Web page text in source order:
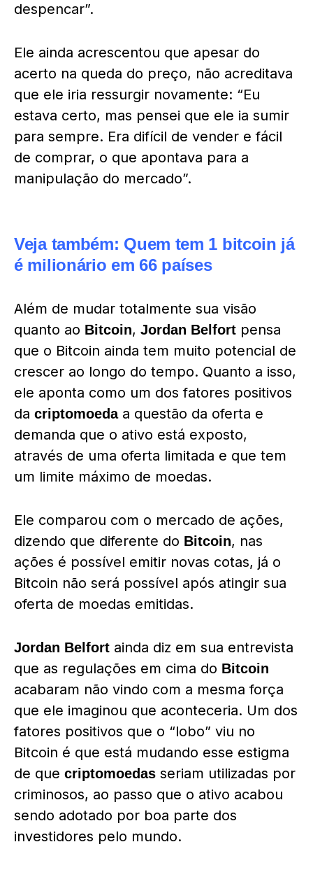
despencar”.
Ele ainda acrescentou que apesar do
acerto na queda do preço, não acreditava
que ele iria ressurgir novamente: “Eu
estava certo, mas pensei que ele ia sumir
para sempre. Era difícil de vender e fácil
de comprar, o que apontava para a
manipulação do mercado”.
Veja também: Quem tem 1 bitcoin já
é milionário em 66 países
Além de mudar totalmente sua visão
quanto ao Bitcoin, Jordan Belfort pensa
que o Bitcoin ainda tem muito potencial de
crescer ao longo do tempo. Quanto a isso,
ele aponta como um dos fatores positivos
da criptomoedaa questão da oferta e
demanda que o ativo está exposto,
através de uma oferta limitada e que tem
um limite máximo de moedas.
Ele comparou com o mercado de ações,
dizendo que diferente do Bitcoin, nas
ações é possível emitir novas cotas, já o
Bitcoin não será possível após atingir sua
oferta de moedas emitidas.
Jordan Belfort ainda diz em sua entrevista
que as regulações em cima do Bitcoin
acabaram não vindo com a mesma força
que ele imaginou que aconteceria. Um dos
fatores positivos que o “lobo” viu no
Bitcoin é que está mudando esse estigma
de que criptomoedas seriam utilizadas por
criminosos, ao passo que o ativo acabou
sendo adotado por boa parte dos
investidores pelo mundo.